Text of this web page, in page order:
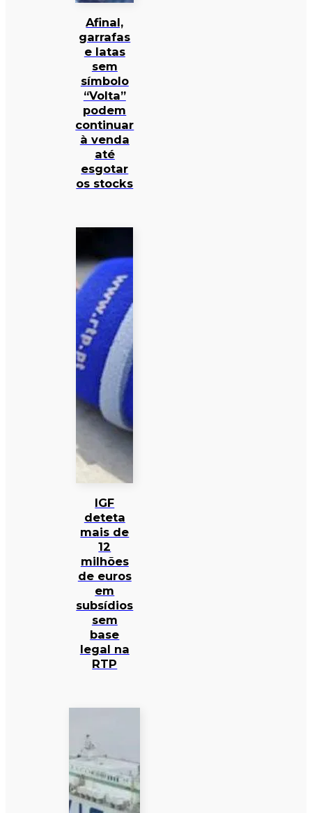
Afinal,
garrafas
e latas
sem
símbolo
“Volta”
podem
continuar
à venda
até
esgotar
os stocks
IGF
deteta
mais de
12
milhões
de euros
em
subsídios
sem
base
legal na
RTP